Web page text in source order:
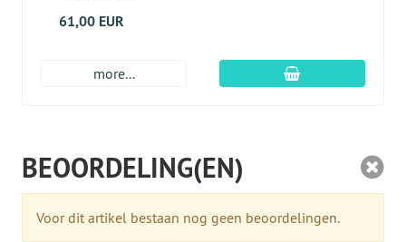
61,00 EUR
more... In winkelmandje
BEOORDELING(EN)
Voor dit artikel bestaan nog geen beoordelingen.